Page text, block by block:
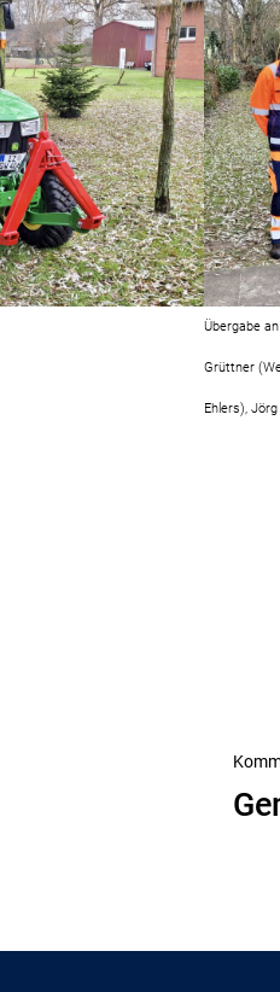
Übergabe
Grüttner
Ehlers),